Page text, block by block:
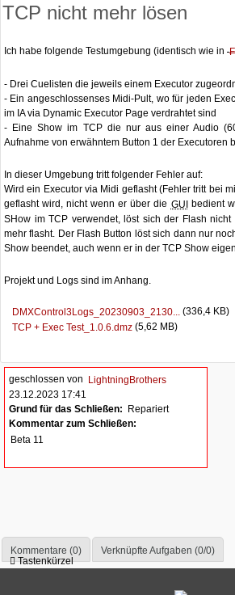
TCP nicht mehr lösen
Ich habe folgende Testumgebung (identisch wie in
- Drei Cuelisten die jeweils einem Executor
- Ein angeschlossenses Midi-Pult, wo für jeden
im IA via Dynamic Executor Page verdrahtet sind
- Eine Show im TCP die nur aus einer Audio
Aufnahme von erwähntem Button 1 der Executoren
In dieser Umgebung tritt folgender Fehler auf:
Wird ein Executor via Midi geflasht (Fehler tritt bei
geflasht wird, nicht wenn er über die GUI bedient
SHow im TCP verwendet, löst sich der Flash
mehr flasht. Der Flash Button löst sich dann nur
Show beendet, auch wenn er in der TCP Show
Projekt und Logs sind im Anhang.
DMXControl3Logs_20230903_2130... (336,4 KB)
TCP + Exec Test_1.0.6.dmz (5,62 MB)
geschlossen von LightningBrothers
23.12.2023 17:41
Grund für das Schließen: Repariert
Kommentar zum Schließen:
Beta 11
Kommentare (0)
Verknüpfte Aufgaben (0/0)
Tastenkürzel